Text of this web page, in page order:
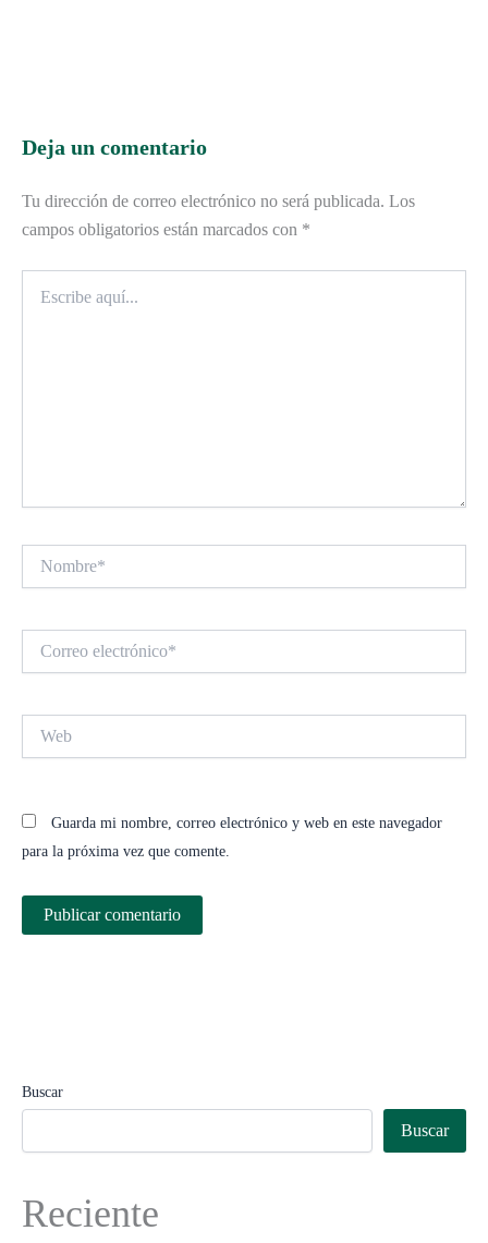
Deja un comentario
Tu dirección de correo electrónico no será publicada. Los
campos obligatorios están marcados con *
aquí...
electrónico*
Guarda mi nombre, correo electrónico y web en este navegador
para la próxima vez que comente.
Buscar
Buscar
Reciente